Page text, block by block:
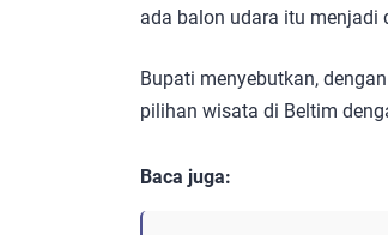
ada balon udara itu menjadi
Bupati menyebutkan,
pilihan wisata di Beltim
Baca juga: